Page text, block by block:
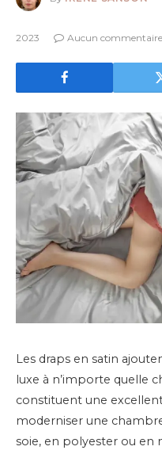
2023 Aucun commentaire
Les draps en satin
luxe à n’importe quelle
constituent une
moderniser une
soie, en polyester ou en